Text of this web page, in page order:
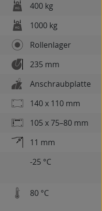
400 kg
1000 kg
Rollenlager
235 mm
Anschraubplatte
140 x 110 mm
105 x 75–80 mm
11 mm
-25 °C
80 °C